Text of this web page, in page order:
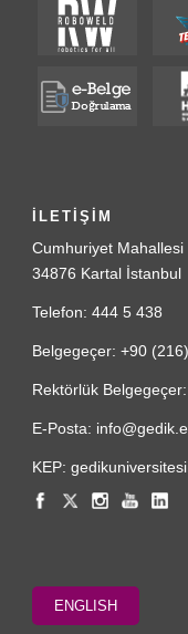
İLETİŞİM
Cumhuriyet Mahallesi
34876 Kartal İstanbul
Telefon: 444 5 438
Belgegeçer: +90
Rektörlük
E-Posta:
KEP:
ENGLISH